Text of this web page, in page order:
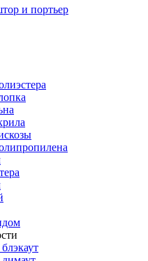
и портьер